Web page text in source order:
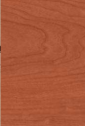
защиты
сути, дополнительным